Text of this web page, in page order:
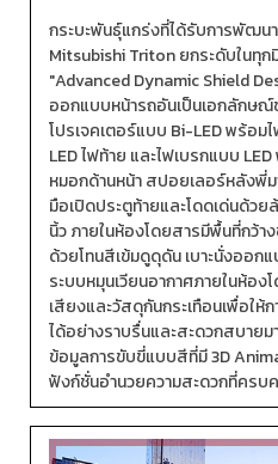
กระบะพันธุ์แกร่งที่ได้รับการพัฒน
Mitsubishi Triton ยกระดับในทุ
"Advanced Dynamic Shield
ออกแบบหน้ารถอันเป็นเอกลักษณ์
โปรเจคเตอร์แบบ Bi-LED พร้อม
LED ไฟท้าย และไฟเบรกแบบ
หมอกด้านหน้า สปอยเลอร์หลัง
มือเปิดประตูท้ายและโดดเด่นด้ว
นิ้ว ภายในห้องโดยสารมีพื้นที่กว้
ด้วยโทนสีเข้มดูดุดัน เบาะนั่งออ
ระบบหมุนเวียนอากาศภายในห้อ
เสียงและวัสดุกันกระเทือนเพื่อให้
ได้อย่างราบรื่นและสะดวกสบาย
ข้อมูลการขับขี่แบบสีที่มี 3D
ฟังก์ชั่นอำนวยความสะดวกที่ครบ